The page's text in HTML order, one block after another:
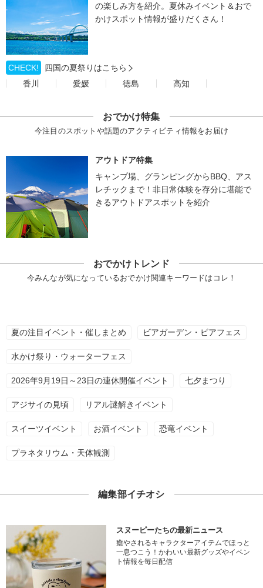
の楽しみ方を紹介。夏休みイベント＆おで
かけスポット情報が盛りだくさん！
CHECK!
四国の夏祭りはこちら
香川
愛媛 徳島 高知
おでかけ特集
今注目のスポットや話題のアクティビティ情報をお届け
アウトドア特集
キャンプ場、グランピングからBBQ、アス
レチックまで！非日常体験を存分に堪能で
きるアウトドアスポットを紹介
おでかけトレンド
今みんなが気になっているおでかけ関連キーワードはコレ！
夏の注目イベント・催しまとめ ビアガーデン・ビアフェス
水かけ祭り・ウォーターフェス
2026年9月19日～23日の連休開催イベント 七夕まつり
アジサイの見頃 リアル謎解きイベント
スイーツイベント お酒イベント 恐竜イベント
プラネタリウム・天体観測
編集部イチオシ
スヌーピーたちの最新ニュース
癒やされるキャラクターアイテムでほっと
一息つこう！かわいい最新グッズやイベン
ト情報を毎日配信